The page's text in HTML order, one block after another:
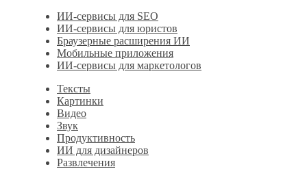
ИИ-сервисы для SEO
ИИ-сервисы для юристов
Браузерные расширения ИИ
Мобильные приложения
ИИ-сервисы для маркетологов
Тексты
Картинки
Видео
Звук
Продуктивность
ИИ для дизайнеров
Развлечения